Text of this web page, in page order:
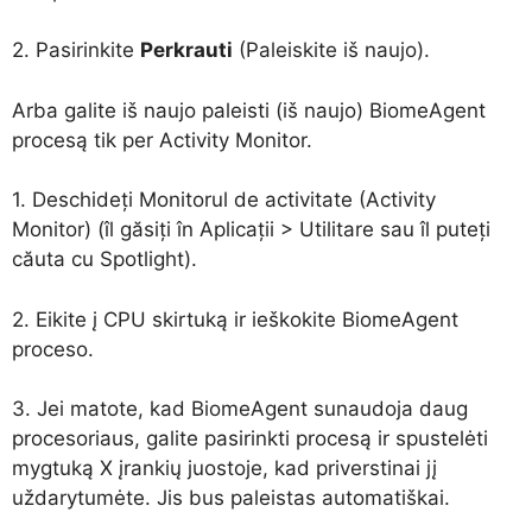
2. Pasirinkite Perkrauti (Paleiskite iš naujo).
Arba galite iš naujo paleisti (iš naujo) BiomeAgent
procesą tik per Activity Monitor.
1. Deschideți Monitorul de activitate (Activity
Monitor) (îl găsiți în Aplicații > Utilitare sau îl puteți
căuta cu Spotlight).
2. Eikite į CPU skirtuką ir ieškokite BiomeAgent
proceso.
3. Jei matote, kad BiomeAgent sunaudoja daug
procesoriaus, galite pasirinkti procesą ir spustelėti
mygtuką X įrankių juostoje, kad priverstinai jį
uždarytumėte. Jis bus paleistas automatiškai.